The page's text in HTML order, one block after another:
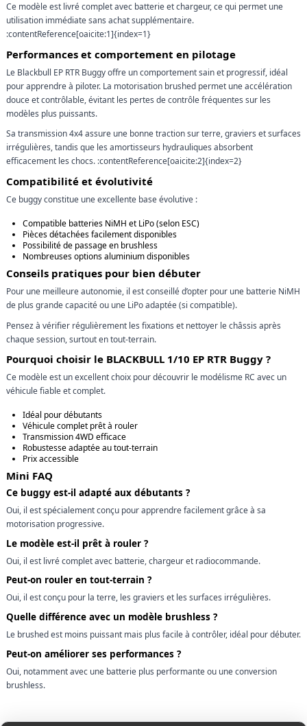
Ce modèle est livré complet avec batterie et chargeur, ce qui permet une
utilisation immédiate sans achat supplémentaire.
:contentReference[oaicite:1]{index=1}
Performances et comportement en pilotage
Le Blackbull EP RTR Buggy offre un comportement sain et progressif, idéal
pour apprendre à piloter. La motorisation brushed permet une accélération
douce et contrôlable, évitant les pertes de contrôle fréquentes sur les
modèles plus puissants.
Sa transmission 4x4 assure une bonne traction sur terre, graviers et surfaces
irrégulières, tandis que les amortisseurs hydrauliques absorbent
efficacement les chocs. :contentReference[oaicite:2]{index=2}
Compatibilité et évolutivité
Ce buggy constitue une excellente base évolutive :
Compatible batteries NiMH et LiPo (selon ESC)
Pièces détachées facilement disponibles
Possibilité de passage en brushless
Nombreuses options aluminium disponibles
Conseils pratiques pour bien débuter
Pour une meilleure autonomie, il est conseillé d’opter pour une batterie NiMH
de plus grande capacité ou une LiPo adaptée (si compatible).
Pensez à vérifier régulièrement les fixations et nettoyer le châssis après
chaque session, surtout en tout-terrain.
Pourquoi choisir le BLACKBULL 1/10 EP RTR Buggy ?
Ce modèle est un excellent choix pour découvrir le modélisme RC avec un
véhicule fiable et complet.
Idéal pour débutants
Véhicule complet prêt à rouler
Transmission 4WD efficace
Robustesse adaptée au tout-terrain
Prix accessible
Mini FAQ
Ce buggy est-il adapté aux débutants ?
Oui, il est spécialement conçu pour apprendre facilement grâce à sa
motorisation progressive.
Le modèle est-il prêt à rouler ?
Oui, il est livré complet avec batterie, chargeur et radiocommande.
Peut-on rouler en tout-terrain ?
Oui, il est conçu pour la terre, les graviers et les surfaces irrégulières.
Quelle différence avec un modèle brushless ?
Le brushed est moins puissant mais plus facile à contrôler, idéal pour débuter.
Peut-on améliorer ses performances ?
Oui, notamment avec une batterie plus performante ou une conversion
brushless.